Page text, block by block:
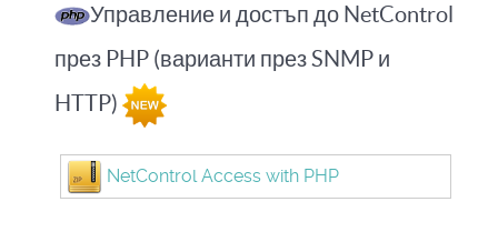
Управление и достъп до NetControl
през PHP (варианти през SNMP и
HTTP)
NetControl Access with PHP